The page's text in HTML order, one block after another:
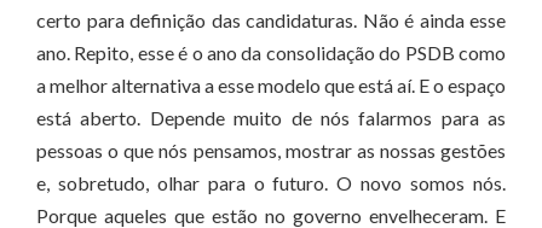
certo para definição das candidaturas. Não é ainda esse
ano. Repito, esse é o ano da consolidação do PSDB como
a melhor alternativa a esse modelo que está aí. E o espaço
está aberto. Depende muito de nós falarmos para as
pessoas o que nós pensamos, mostrar as nossas gestões
e, sobretudo, olhar para o futuro. O novo somos nós.
Porque aqueles que estão no governo envelheceram. E